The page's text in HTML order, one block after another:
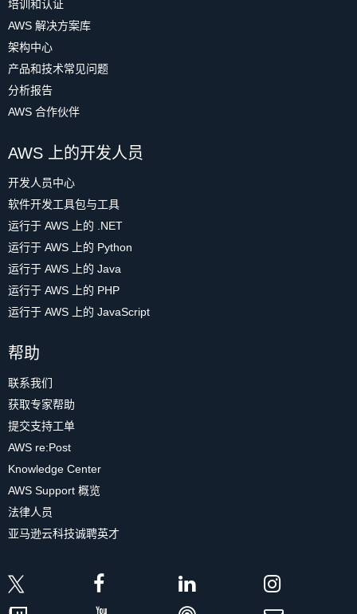
培训和认证
AWS 解决方案库
架构中心
产品和技术常见问题
分析报告
AWS 合作伙伴
AWS 上的开发人员
开发人员中心
软件开发工具包与工具
运行于 AWS 上的 .NET
运行于 AWS 上的 Python
运行于 AWS 上的 Java
运行于 AWS 上的 PHP
运行于 AWS 上的 JavaScript
帮助
联系我们
获取专家帮助
提交支持工单
AWS re:Post
Knowledge Center
AWS Support 概览
法律人员
亚马逊云科技诚聘英才